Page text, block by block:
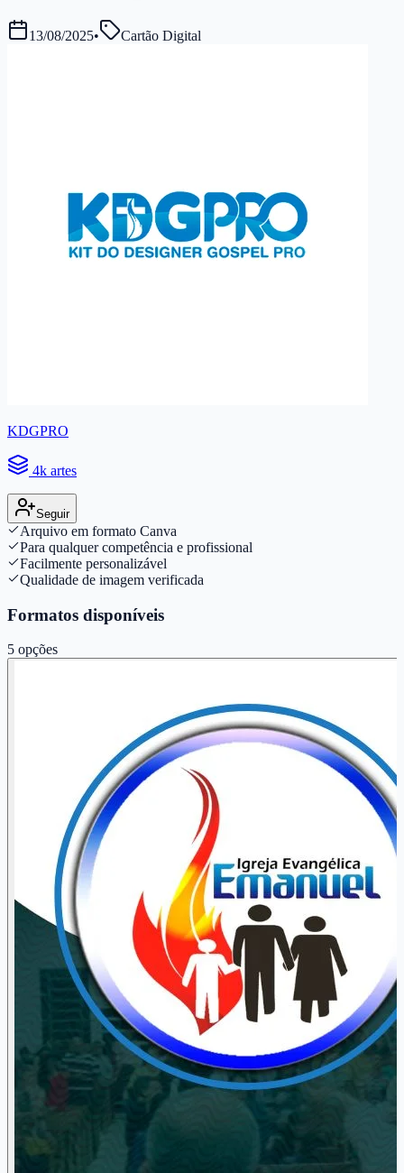
13/08/2025• Cartão Digital
KDGPRO
4k artes
Seguir
Arquivo em formato Canva
Para qualquer competência e profissional
Facilmente personalizável
Qualidade de imagem verificada
Formatos disponíveis
5 opções